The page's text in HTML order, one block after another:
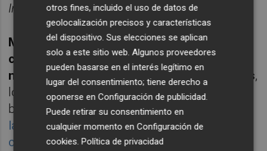
Inverco
Mientras tanto Banco Santander (SAN)
continúa manteniendo su hegemonía en un
nicho de mercado venido cada vez a menos,
lo que está llevando a las bancas privadas a
buscar alternativas.Ahí están, por ejemplo,
las sociedades de capital riesgo como viene
contando este diario sobre familias de la
otros fines, incluido el uso de datos de
geolocalización precisos y características
del dispositivo. Sus elecciones se aplican
solo a este sitio web. Algunos proveedores
pueden basarse en el interés legítimo en
lugar del consentimiento; tiene derecho a
oponerse enConfiguración de publicidad.
Puede retirar su consentimiento en
cualquier momento enConfiguración de
cookies.Política de privacidad